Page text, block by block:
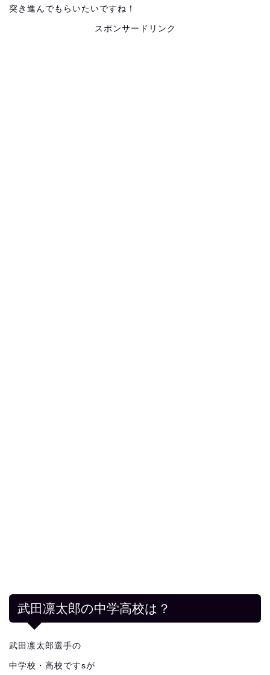
突き進んでもらいたいですね！
スポンサードリンク
武田凛太郎の中学高校は？
武田凛太郎選手の
中学校・高校ですsが